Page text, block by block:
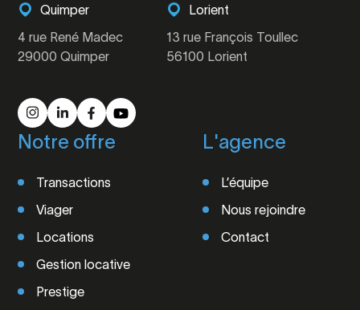
Quimper
4 rue René Madec
29000 Quimper
Lorient
13 rue François Toullec
56100 Lorient
Notre offre
Transactions
Viager
Locations
Gestion locative
Prestige
L'agence
L’équipe
Nous rejoindre
Contact